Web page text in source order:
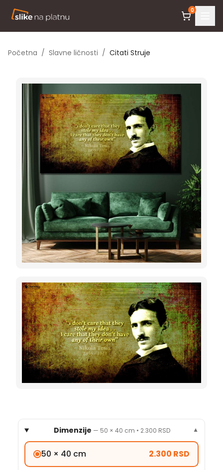
0
Početna / Slavne ličnosti / Citati Struje
Dimenzije — 50 × 40 cm • 2.300 RSD ▼
50 × 40 cm 2.300 RSD